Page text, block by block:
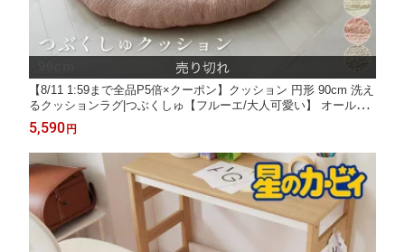
【8/11 1:59まで全品P5倍×クーポン】クッション 円形 90cm 洗え
るクッションラグ|つぶくしゅ【フルーエ/大人可愛い】 オールシ
ーズン 座布団 大きい ふかふか 大人かわいい フェミニン くすみ
カラー おしゃれ プレゼント fleu;e nissen ニッセン
5,590 円